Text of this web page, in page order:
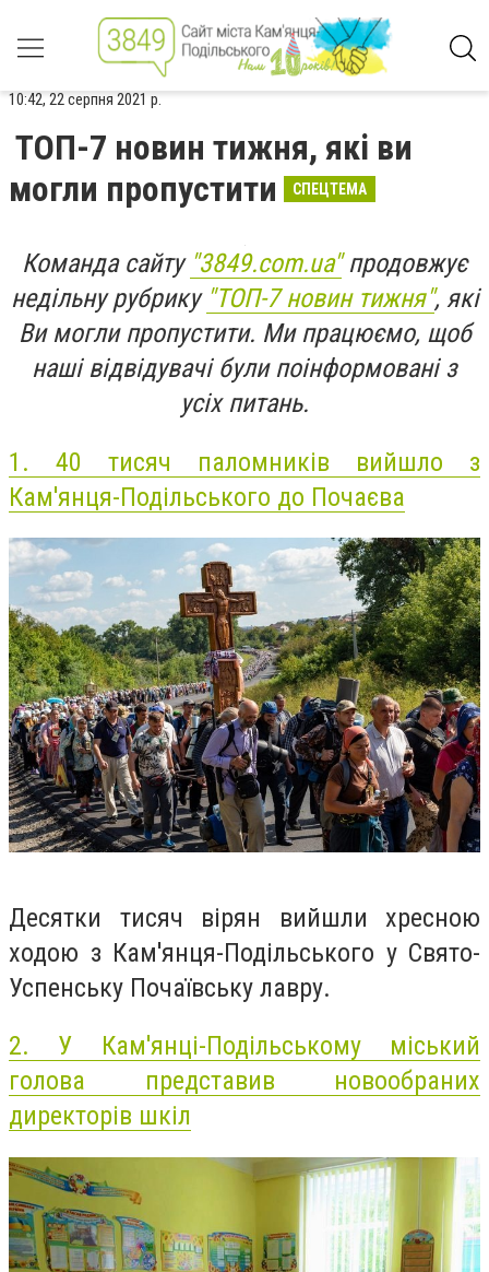
10:42, 22 серпня 2021 р.
ТОП-7 новин тижня, які ви
могли пропустити
СПЕЦТЕМА
Команда сайту "3849.com.ua"продовжує
недільну рубрику "ТОП-7 новин тижня", які
Ви могли пропустити. Ми працюємо, щоб
наші відвідувачі були поінформовані з
усіх питань.
1. 40 тисяч паломників вийшло з
Кам'янця-Подільського до Почаєва
Десятки тисяч вірян вийшли хресною
ходою з Кам'янця-Подільського у Свято-
Успенську Почаївську лавру.
2. У Кам'янці-Подільському міський
голова представив новообраних
директорів шкіл